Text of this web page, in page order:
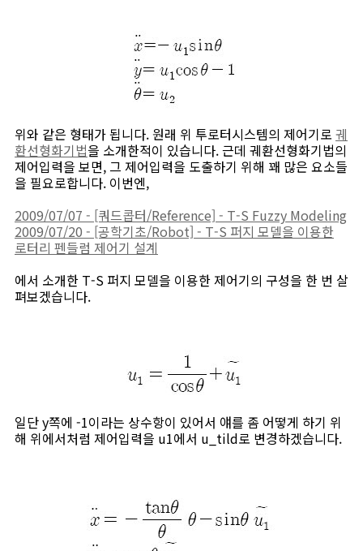
위와 같은 형태가 됩니다. 원래 위 투로터시스템의 제어기로 궤
환선형화기법을 소개한적이 있습니다. 근데 궤환선형화기법의
제어입력을 보면, 그 제어입력을 도출하기 위해 꽤 많은 요소들
을 필요로합니다. 이번엔,
2009/07/07 - [쿼드콥터/Reference] - T-S Fuzzy Modeling
2009/07/20 - [공학기초/Robot] - T-S 퍼지 모델을 이용한
로터리 펜들럼 제어기 설계
에서 소개한 T-S 퍼지 모델을 이용한 제어기의 구성을 한 번 살
펴보겠습니다.
일단 y쪽에 -1이라는 상수항이 있어서 얘를 좀 어떻게 하기 위
해 위에서처럼 제어입력을 u1에서 u_tild로 변경하겠습니다.